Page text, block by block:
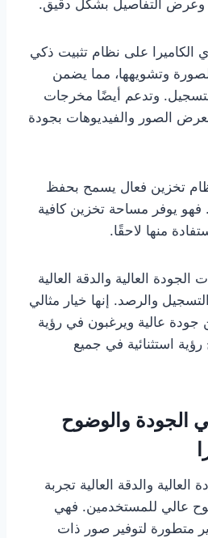
التفاصيل بشكل دقيق.
الكاميرا على نظام تثبيت ذكي
وتشويهها، مما يضمن
التسجيل. وتدعم أيضًا مخرجات
لعرض الصور والفيديوهات بجودة
تخزين فعال يسمح بحفظ
فهو يوفر مساحة تخزين كافية
منها لاحقًا.
الجودة العالية والدقة العالية
والرصد. إنها خيار مثالي
جودة عالية ويرغبون في رؤية
استثنائية في جميع
الجودة والوضوح
العالية والدقة العالية تجربة
عالي للمستخدمين. فهي
متطورة لتوفير صور ذات